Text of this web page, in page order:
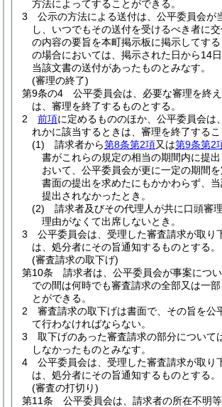
方法によってすることができる。
3
公示の方法による送付は、公平委員会が
し、いつでもその送付を受けるべき者に
の内容の要旨を本町掲示板に掲示してする
の場合においては、掲示された日から14
当該文書の送付があったものとみなす。
(審理の終了)
第9条の4
公平委員会は、必要な審理を終
は、審理を終了するものとする。
2
前項に定めるもののほか、公平委員会は、
れかに該当するときは、審理を終了するこ
(1)
請求者から第8条第2項又は第9条第2
書がこれらの規定の相当の期間内に提
おいて、公平委員会が更に一定の期間
書面の提出を求めたにもかかわらず、
提出されなかったとき。
(2)
請求者及びその代理人が共に口頭審
理由がなくて出席しないとき。
3
公平委員会は、受理した審査請求が取り
は、処分者にその旨通知するものとする。
(審査請求の取下げ)
第10条
請求者は、公平委員会が事案につ
での間は何時でも審査請求の全部又は一部
とができる。
2
審査請求の取下げは書面で、その旨を公
て行わなければならない。
3
取下げのあった審査請求の部分について
しなかったものとみなす。
4
公平委員会は、受理した審査請求が取り
は、処分者にその旨通知するものとする。
(審査の打切り)
第11条
公平委員会は、請求者の所在不明